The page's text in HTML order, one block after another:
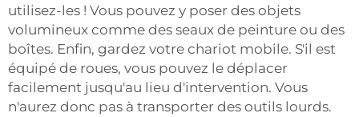
utilisez-les ! Vous pouvez y poser des objets
volumineux comme des seaux de peinture ou des
boîtes. Enfin, gardez votre chariot mobile. S'il est
équipé de roues, vous pouvez le déplacer
facilement jusqu'au lieu d'intervention. Vous
n'aurez donc pas à transporter des outils lourds.